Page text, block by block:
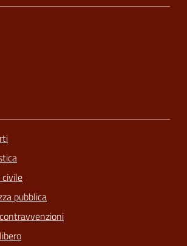
pubblica